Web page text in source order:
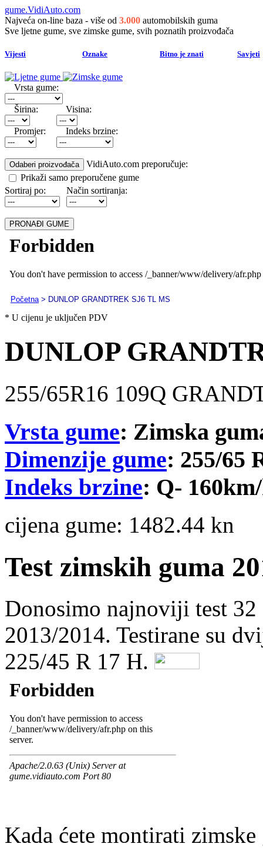
gume.VidiAuto.com
Najveća on-line baza - više od 3.000 automobilskih guma
Sve ljetne gume, sve zimske gume, svih poznatih proizvođača
Vijesti Oznake Bitno je znati Savjeti
Vrsta gume:
Širina: Visina:
Promjer: Indeks brzine:
VidiAuto.com preporučuje:
Prikaži samo preporučene gume
Sortiraj po:
Način sortiranja:
Početna> DUNLOP GRANDTREK SJ6 TL MS
* U cijenu je uključen PDV
DUNLOP
255/65R16 109Q
Vrsta gume: Zimska
Dimenzije gume: 255/65
Indeks brzine: Q-
cijena gume: 1482.44 kn
Test zimskih guma
Donosimo najnoviji test 32
2013/2014. Testirane su
225/45 R 17 H.
Kada ćete montirati zimske